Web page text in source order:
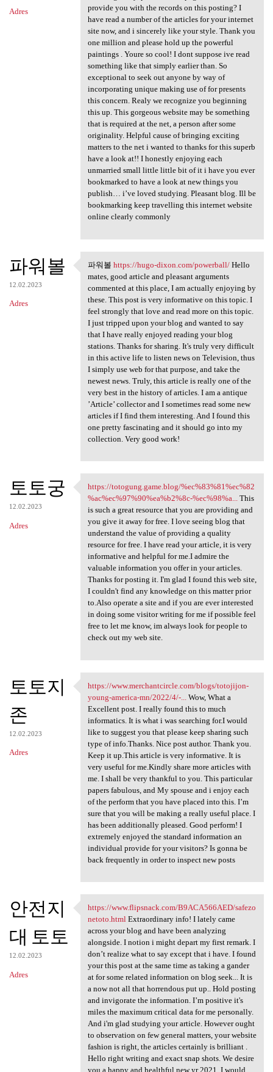
Adres
provide you with the records on this posting? I
have read a number of the articles for your internet
site now, and i sincerely like your style. Thank you
one million and please hold up the powerful
paintings . Youre so cool! I dont suppose ive read
something like that simply earlier than. So
exceptional to seek out anyone by way of
incorporating unique making use of for presents
this concern. Realy we recognize you beginning
this up. This gorgeous website may be something
that is required at the net, a person after some
originality. Helpful cause of bringing exciting
matters to the net i wanted to thanks for this superb
have a look at!! I honestly enjoying each
unmarried small little little bit of it i have you ever
bookmarked to have a look at new things you
publish… i’ve loved studying. Pleasant blog. Ill be
bookmarking keep travelling this internet website
online clearly commonly
파워볼
12.02.2023
Adres
파워볼 https://hugo-dixon.com
파워볼 https://hugo-dixon.com/powerball/Hello
mates, good article and pleasant arguments
commented at this place, I am actually enjoying by
these. This post is very informative on this topic. I
feel strongly that love and read more on this topic.
I just tripped upon your blog and wanted to say
that I have really enjoyed reading your blog
stations. Thanks for sharing. It's truly very difficult
in this active life to listen news on Television, thus
I simply use web for that purpose, and take the
newest news. Truly, this article is really one of the
very best in the history of articles. I am a antique
’Article’ collector and I sometimes read some new
articles if I find them interesting. And I found this
one pretty fascinating and it should go into my
collection. Very good work!
토토궁
12.02.2023
Adres
https://totogung.game.blog/
https://totogung.game.blog/%ec%83%81%ec%82
%ac%ec%97%90%ea%b2%8c-%ec%98%a...This
is such a great resource that you are providing and
you give it away for free. I love seeing blog that
understand the value of providing a quality
resource for free. I have read your article, it is very
informative and helpful for me.I admire the
valuable information you offer in your articles.
Thanks for posting it. I'm glad I found this web site,
I couldn't find any knowledge on this matter prior
to.Also operate a site and if you are ever interested
in doing some visitor writing for me if possible feel
free to let me know, im always look for people to
check out my web site.
토토지
존
12.02.2023
Adres
https://www.merchantcircle
https://www.merchantcircle.com/blogs/totojijon-
young-america-mn/2022/4/-...
Wow, What a
Excellent post. I really found this to much
informatics. It is what i was searching for.I would
like to suggest you that please keep sharing such
type of info.Thanks. Nice post author. Thank you.
Keep it up.This article is very informative. It is
very useful for me.Kindly share more articles with
me. I shall be very thankful to you. This particular
papers fabulous, and My spouse and i enjoy each
of the perform that you have placed into this. I’m
sure that you will be making a really useful place. I
has been additionally pleased. Good perform! I
extremely enjoyed the standard information an
individual provide for your visitors? Is gonna be
back frequently in order to inspect new posts
안전지
대 토토
12.02.2023
Adres
https://www.flipsnack.com
https://www.flipsnack.com/B9ACA566AED/safezo
netoto.htmlExtraordinary info! I lately came
across your blog and have been analyzing
alongside. I notion i might depart my first remark. I
don’t realize what to say except that i have. I found
your this post at the same time as taking a gander
at for some related information on blog seek... It is
a now not all that horrendous put up.. Hold posting
and invigorate the information. I’m positive it's
miles the maximum critical data for me personally.
And i'm glad studying your article. However ought
to observation on few general matters, your website
fashion is right, the articles certainly is brilliant .
Hello right writing and exact snap shots. We desire
you a happy and healthful new yr 2021. I would